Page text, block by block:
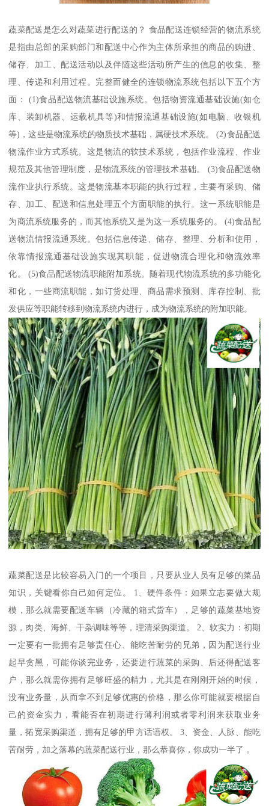
蔬菜配送是怎么对蔬菜进行配送的？ 食品配送连锁经营的物流系统
是指由总部的采购部门和配送中心作为主体所承担的商品的购进、
储存、加工、配送活动以及伴随这些活动所产生的信息的收集、整
理、传递和利用过程。完整而健全的连锁物流系统包括以下五个方
面： (1)食品配送物流基础设施系统。包括物资流通基础设施(如仓
库、装卸机器、运载机具等)和情报流通基础设施(如电脑、收银机
等)，这些是物流系统的物质技术基础，属硬技术系统。 (2)食品配送
物流作业方式系统。这是物流的软技术系统，包括作业流程、作业
规范及其他管理制度，是物流系统的管理技术基础。 (3)食品配送物
流作业执行系统。这是物流基本职能的执行过程，主要有采购、储
存、加工、配送和信息处理五个方面职能的执行。这一系统职能是
为商流系统服务的，而其他系统又是为这一系统服务的。 (4)食品配
送物流情报流通系统。包括信息传递、储存、整理、分析和使用，
依靠情报流通基础设施实现其职能，促进物流合理化和物流效率
化。 (5)食品配送物流职能附加系统。随着现代物流系统的多功能化
和化，一些商流职能，如订货处理、商品需求预测、库存控制、批
发供应等职能转移到物流系统内进行，成为物流系统的附加职能。
蔬菜配送是比较容易入门的一个项目，只要从业人员有足够的菜品
知识，关键看你自己如何定位。 1、硬件条件：如果立志要做大规
模，那么就需要配送车辆（冷藏的箱式货车），足够的蔬菜基地资
源，肉类、海鲜、干杂调味等等，理清采购渠道。 2、软实力：初期
一定要有一批拥有足够责任心、能吃苦耐劳的兄弟，因为配送行业
起早贪黑，可能你谈完业务，还要进行蔬菜的采购、后还得配送客
户，那么就需你拥有足够旺盛的精力，尤其是在刚刚开始的时候，
没有业务量，从而拿不到足够优惠的价格，那么你可能就要根据自
己的资金实力，看能否在初期进行薄利润或者零利润来获取业务
量，拓宽采购渠道，拥有足够的甲方话语权。 3、资金、人脉、能吃
苦耐劳，加之落幕的蔬菜配送行业，那么恭喜你，你成功一半了 。